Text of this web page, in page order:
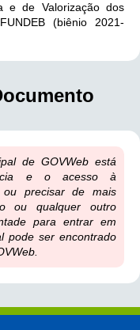
e de Valorização dos
(biênio 2021-
de GOVWeb está
e o acesso à
ou precisar de mais
ou qualquer outro
para entrar em
pode ser encontrado